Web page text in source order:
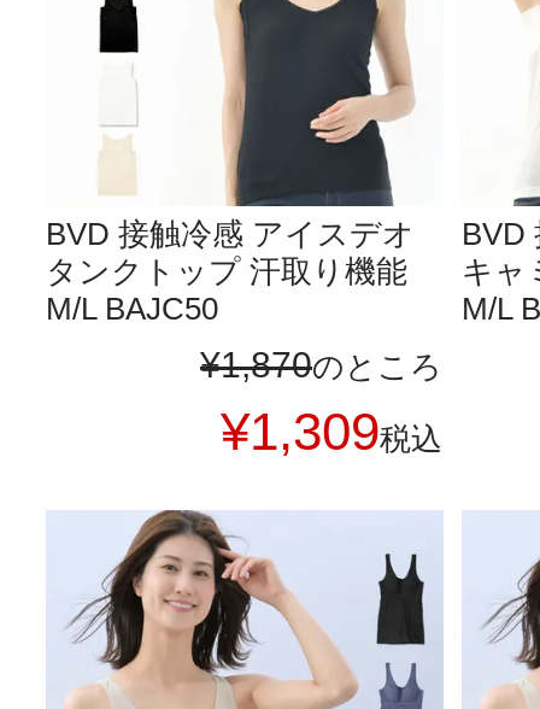
BVD 接触冷感 アイスデオ
タンクトップ 汗取り機能
M/L BAJC50
¥1,870のところ
¥1,309税込
BVD
キャ
M/L